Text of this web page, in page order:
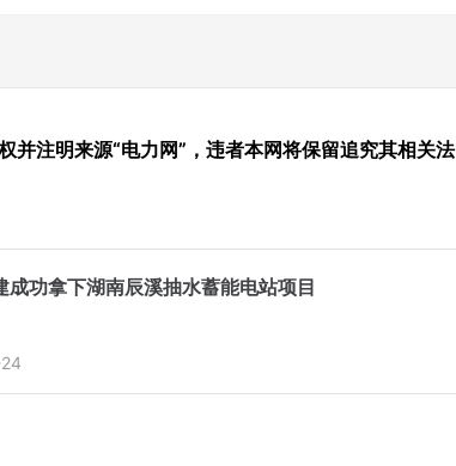
并注明来源“电力网”，违者本网将保留追究其相关法
功拿下湖南辰溪抽水蓄能电站项目